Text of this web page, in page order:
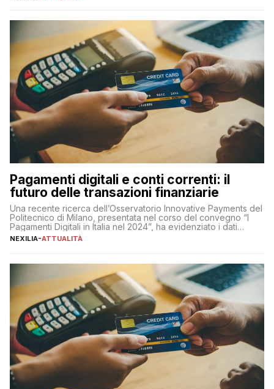
Pagamenti digitali e conti correnti: il
futuro delle transazioni finanziarie
Una recente ricerca dell’Osservatorio Innovative Payments del
Politecnico di Milano, presentata nel corso del convegno “I
Pagamenti Digitali in Italia nel 2024”, ha evidenziato i dati
definitivi del primo semestre 2024 relativamente alle
NEXILIA-ATTUALITÀ